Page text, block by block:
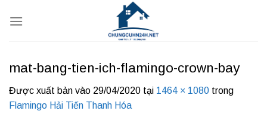
qua
mat-bang-tien-ich-flamingo-crown-bay
Được xuất bản vào 29/04/2020 tại 1464 × 1080 trong
Flamingo Hải Tiến Thanh Hóa